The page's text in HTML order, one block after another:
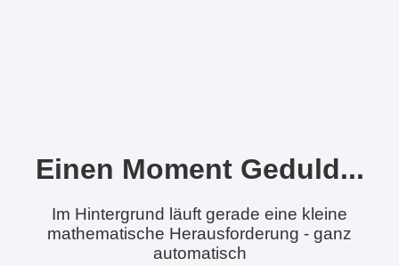
Einen Moment Geduld...
Im Hintergrund läuft gerade eine kleine
mathematische Herausforderung - ganz
automatisch